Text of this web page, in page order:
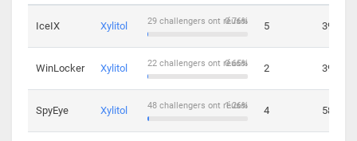
IceIX Xylitol 0.76%
29 challengers ont réussi 5 39
WinLocker Xylitol 0.65%
22 challengers ont réussi 2 39
SpyEye Xylitol 1.26%
48 challengers ont réussi 4 58